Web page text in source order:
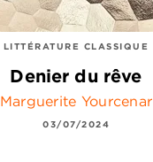
LITTÉRATURE CLASSIQUE
Denier du rêve
Marguerite Yourcenar
03/07/2024